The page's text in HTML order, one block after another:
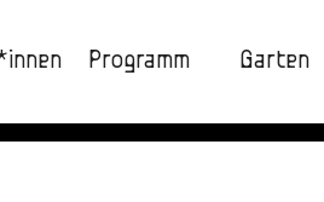
Programm Garten